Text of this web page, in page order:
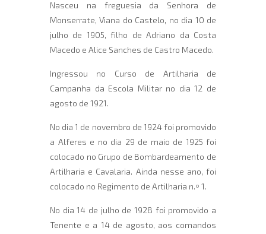
Nasceu na freguesia da Senhora de
Monserrate, Viana do Castelo, no dia 10 de
julho de 1905, filho de Adriano da Costa
Macedo e Alice Sanches de Castro Macedo.
Ingressou no Curso de Artilharia de
Campanha da Escola Militar no dia 12 de
agosto de 1921.
No dia 1 de novembro de 1924 foi promovido
a Alferes e no dia 29 de maio de 1925 foi
colocado no Grupo de Bombardeamento de
Artilharia e Cavalaria. Ainda nesse ano, foi
colocado no Regimento de Artilharia n.º 1.
No dia 14 de julho de 1928 foi promovido a
Tenente e a 14 de agosto, aos comandos